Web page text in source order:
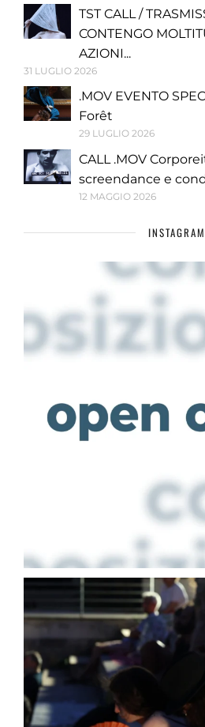
TST CALL /
CONTENGO
AZIONI...
31 LUGLIO 2026
.MOV EVENTO
Forêt
29 LUGLIO 2026
CALL .MOV
screendance e
12 MAGGIO 2026
INSTAGRAM